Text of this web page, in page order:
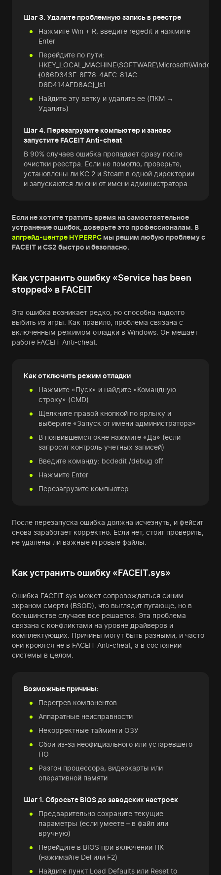
Шаг 3. Удалите проблемную запись в реестре
Нажмите Win + R, введите regedit и нажмите
Enter
Перейдите по пути:
{086D343F-8E78-4AFC-81AC-
D6D414AFD8AC}_is1
Найдите эту ветку и удалите ее (ПКМ →
Удалить)
Шаг 4. Перезагрузите компьютер и заново
запустите FACEIT Anti-cheat
В 90% случаев ошибка пропадает сразу после
очистки реестра. Если не помогло, проверьте,
установлены ли КС 2 и Steam в одной директории
и запускаются ли они от имени администратора.
Если не хотите тратить время на самостоятельное
устранение ошибок, доверьте это профессионалам. В
апгрейд-центре HYPERPC мы решим любую проблему с
FACEIT и CS2 быстро и безопасно.
Как устранить ошибку «Service has been
stopped» в FACEIT
Эта ошибка возникает редко, но способна надолго
выбить из игры. Как правило, проблема связана с
включенным режимом отладки в Windows. Он мешает
работе FACEIT Anti-cheat.
Как отключить режим отладки
Нажмите «Пуск» и найдите «Командную
строку» (CMD)
Щелкните правой кнопкой по ярлыку и
выберите «Запуск от имени администратора»
В появившемся окне нажмите «Да» (если
запросит контроль учетных записей)
Введите команду: bcdedit /debug off
Нажмите Enter
Перезагрузите компьютер
После перезапуска ошибка должна исчезнуть, и фейсит
снова заработает корректно. Если нет, стоит проверить,
не удалены ли важные игровые файлы.
Как устранить ошибку «FACEIT.sys»
Ошибка FACEIT.sys может сопровождаться синим
экраном смерти (BSOD), что выглядит пугающе, но в
большинстве случаев все решается. Эта проблема
связана с конфликтами на уровне драйверов и
комплектующих. Причины могут быть разными, и часто
они кроются не в FACEIT Anti-cheat, а в состоянии
системы в целом.
Возможные причины:
Перегрев компонентов
Аппаратные неисправности
Некорректные тайминги ОЗУ
Сбои из-за неофициального или устаревшего
ПО
Разгон процессора, видеокарты или
оперативной памяти
Шаг 1. Сбросьте BIOS до заводских настроек
Предварительно сохраните текущие
параметры (если умеете – в файл или
вручную)
Перейдите в BIOS при включении ПК
(нажимайте Del или F2)
Найдите пункт Load Defaults или Reset to